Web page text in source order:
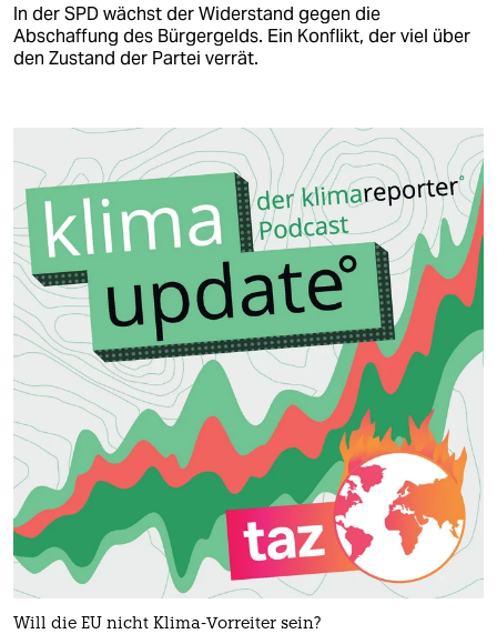
In der SPD wächst der Widerstand gegen die
Abschaffung des Bürgergelds. Ein Konflikt, der viel über
den Zustand der Partei verrät.
Will die EU nicht Klima-Vorreiter sein?